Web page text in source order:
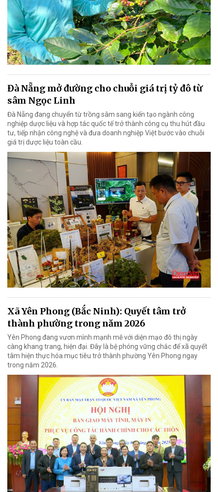
Đà Nẵng mở đường cho chuỗi giá trị tỷ đô từ
sâm Ngọc Linh
Đà Nẵng đang chuyển từ trồng sâm sang kiến tạo ngành công
nghiệp dược liệu và hợp tác quốc tế trở thành công cụ thu hút đầu
tư, tiếp nhận công nghệ và đưa doanh nghiệp Việt bước vào chuỗi
giá trị dược liệu toàn cầu.
Xã Yên Phong (Bắc Ninh): Quyết tâm trở
thành phường trong năm 2026
Yên Phong đang vươn mình mạnh mẽ với diện mạo đô thị ngày
càng khang trang, hiện đại. Đây là bệ phóng vững chắc để xã quyết
tâm hiện thực hóa mục tiêu trở thành phường Yên Phong ngay
trong năm 2026.